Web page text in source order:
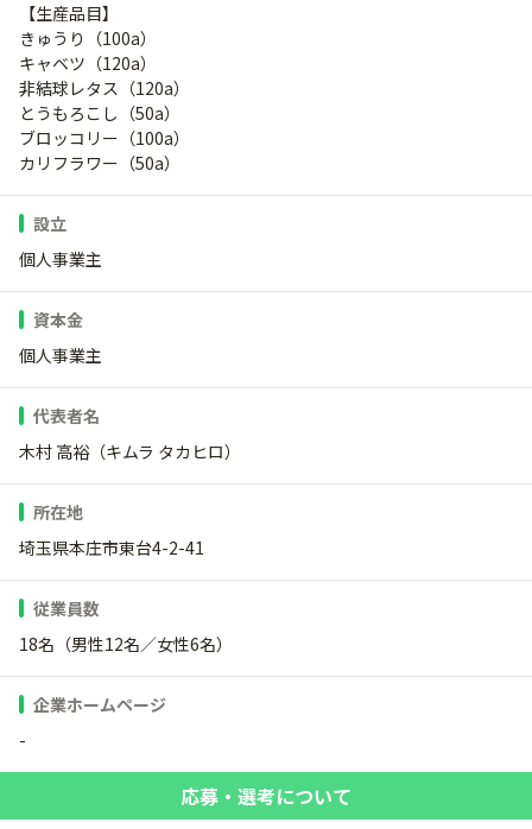
【生産品目】
きゅうり（100a）
キャベツ（120a）
非結球レタス（120a）
とうもろこし（50a）
ブロッコリー（100a）
カリフラワー（50a）
設立
個人事業主
資本金
個人事業主
代表者名
木村 高裕（キムラ タカヒロ）
所在地
埼玉県本庄市東台4-2-41
従業員数
18名（男性12名／女性6名）
企業ホームページ
-
応募・選考について